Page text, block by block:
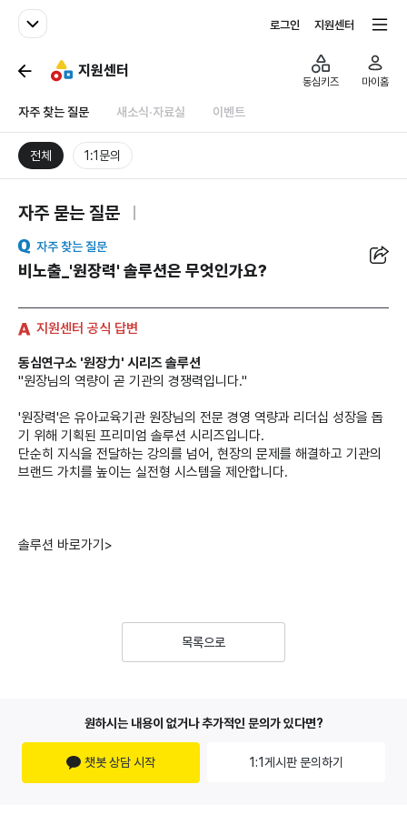
패밀리사이트
로그인 지원센터
지원센터
자주 찾는 질문 새소식·자료실 이벤트
동심키즈 마이홈
전체 1:1문의
자주 묻는 질문
자주 찾는 질문
비노출_'원장력' 솔루션은 무엇인가요?
지원센터 공식 답변
동심연구소 '원장力' 시리즈 솔루션
"원장님의 역량이 곧 기관의 경쟁력입니다."
'원장력'은 유아교육기관 원장님의 전문 경영 역량과 리더십 성장을 돕
기 위해 기획된 프리미엄 솔루션 시리즈입니다.
단순히 지식을 전달하는 강의를 넘어, 현장의 문제를 해결하고 기관의
브랜드 가치를 높이는 실전형 시스템을 제안합니다.
솔루션 바로가기>
목록으로
원하시는 내용이 없거나 추가적인 문의가 있다면?
챗봇 상담 시작 1:1게시판 문의하기